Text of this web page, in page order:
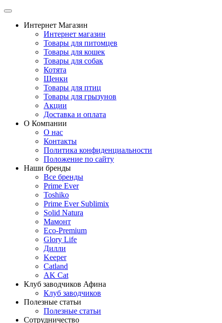
Интернет Магазин
Интернет магазин
Товары для питомцев
Товары для кошек
Товары для собак
Котята
Щенки
Товары для птиц
Товары для грызунов
Акции
Доставка и оплата
О Компании
О нас
Контакты
Политика конфиденциальности
Положение по сайту
Наши бренды
Все бренды
Prime Ever
Toshiko
Prime Ever Sublimix
Solid Natura
Мамонт
Eco-Premium
Glory Life
Дилли
Keeper
Catland
AK Cat
Клуб заводчиков Афина
Клуб заводчиков
Полезные статьи
Полезные статьи
Сотрудничество